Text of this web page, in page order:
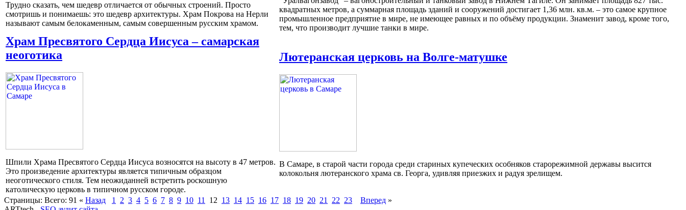
Трудно сказать, чем шедевр отличается от обычных строений. Просто
смотришь и понимаешь: это шедевр архитектуры. Храм Покрова на Нерли
называют самым белокаменным, самым совершенным русским храмом.
квадратных метров, а суммарная площадь зданий и сооружений достигает 1,36 млн. кв.м. – это самое крупное
промышленное предприятие в мире, не имеющее равных и по объёму продукции. Знаменит завод, кроме того,
тем, что производит лучшие танки в мире.
Храм Пресвятого Сердца Иисуса – самарская
неоготика
Шпили Храма Пресвятого Сердца Иисуса возносятся на высоту в 47 метров.
Это произведение архитектуры является типичным образцом
неоготического стиля. Тем неожиданней встретить роскошную
католическую церковь в типичном русском городе.
Лютеранская церковь на Волге-матушке
В Самаре, в старой части города среди стариных купеческих особняков старорежимной державы высится
колокольня лютеранского храма св. Георга, удивляя приезжих и радуя зрелищем.
Страницы: Всего: 91 « Назад 1 2 3 4 5 6 7 8 9 10 11 12 13 14 15 16 17 18 19 20 21 22 23 Вперед »